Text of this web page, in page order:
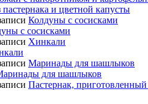
и цветной капусты
Колдуны с сосисками
с сосисками
Хинкали
Маринады для шашлыков
для шашлыков
Пастернак,